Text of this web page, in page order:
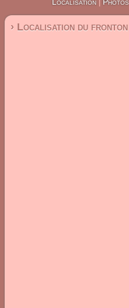
|
› Localisation du fronton